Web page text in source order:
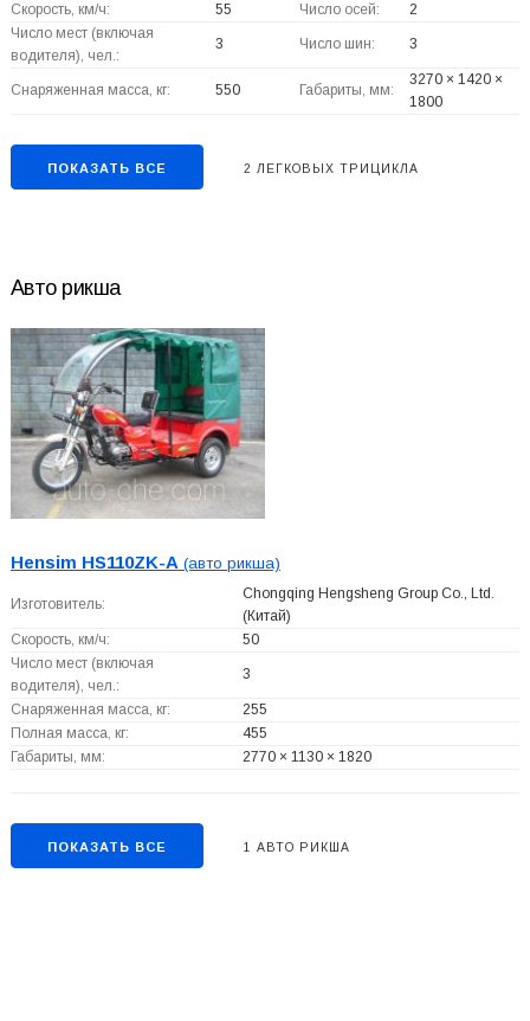
Скорость, км/ч: 55 Число осей:
2
Число мест (включая
водителя), чел.:
3 Число шин: 3
Снаряженная масса, кг: 550 Габариты, мм:
3270 × 1420 ×
1800
ПОКАЗАТЬ ВСЕ 2 ЛЕГКОВЫХ ТРИЦИКЛА
Авто рикша
Hensim HS110ZK-A(авто рикша)
Изготовитель:
Chongqing Hengsheng Group Co., Ltd.
(Китай)
Скорость, км/ч:
50
Число мест (включая
водителя), чел.:
3
Снаряженная масса, кг:
255
Полная масса, кг:
455
Габариты, мм:
2770 × 1130 × 1820
ПОКАЗАТЬ ВСЕ 1 АВТО РИКША